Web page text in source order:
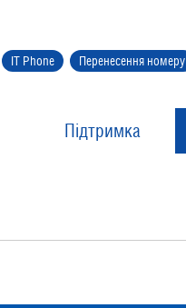
IT Phone Перенесення номеру
Підтримка